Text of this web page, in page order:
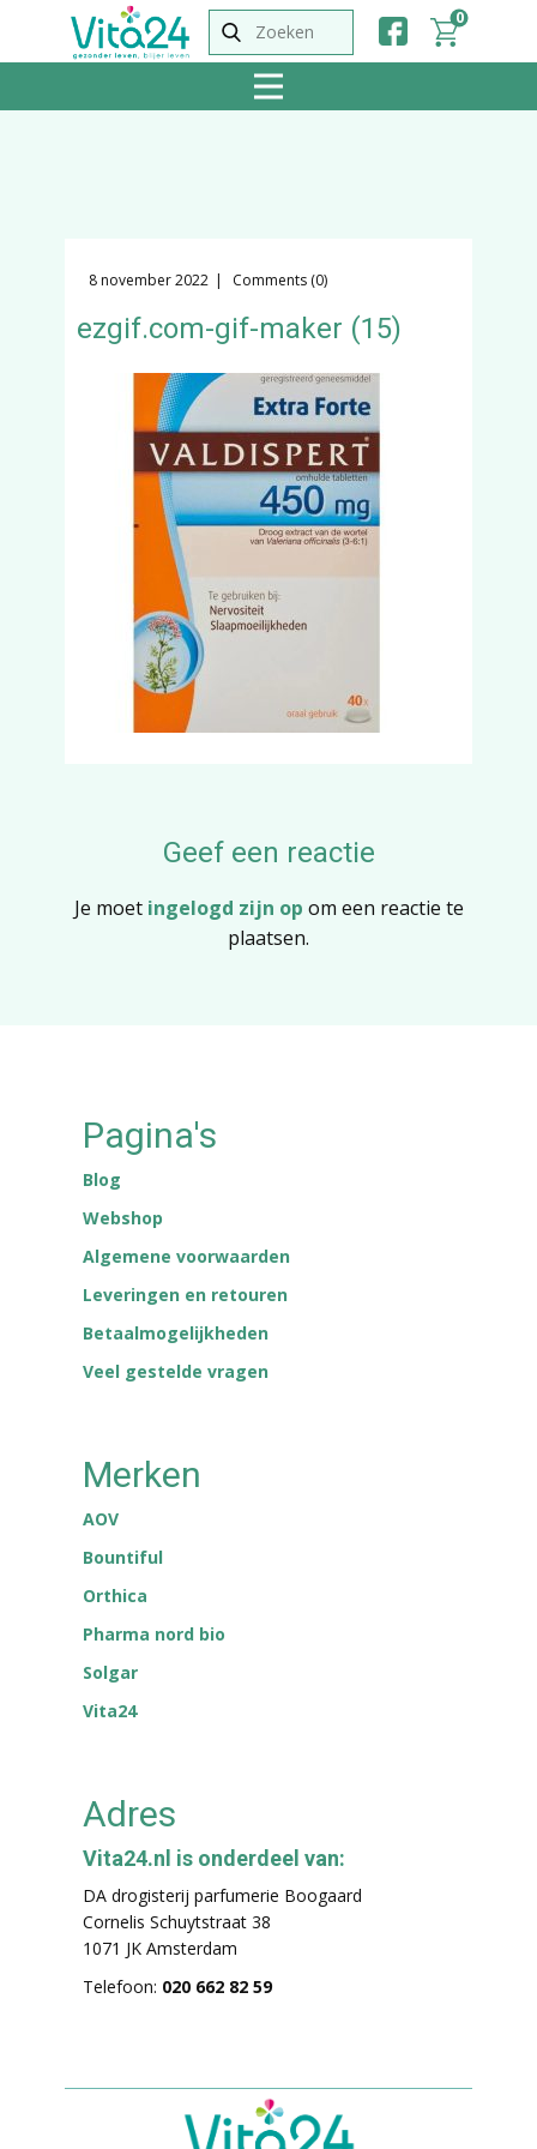
0
8 november 2022 Comments (0)
ezgif.com-gif-maker (15)
Geef een reactie
Je moet ingelogd zijn op om een reactie te
plaatsen.
Pagina's
Blog
Webshop
Algemene voorwaarden
Leveringen en retouren
Betaalmogelijkheden
Veel gestelde vragen
Merken
AOV
Bountiful
Orthica
Pharma nord bio
Solgar
Vita24
Adres
Vita24.nl is onderdeel van:
DA drogisterij parfumerie Boogaard
Cornelis Schuytstraat 38
1071 JK Amsterdam
Telefoon: 020 662 82 59